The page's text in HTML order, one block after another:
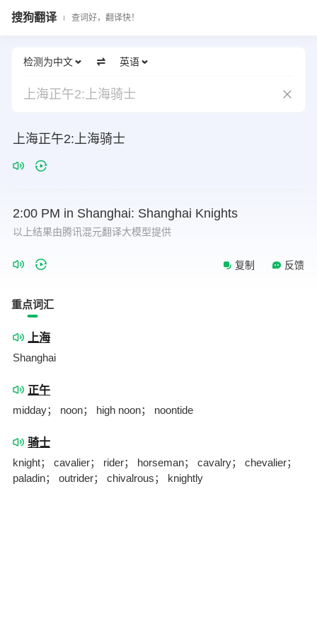
搜狗翻译 查词好，翻译快！
检测为中文 英语
上海正午2:上海骑士
上海正午2:上海骑士
2:00 PM in Shanghai: Shanghai Knights
以上结果由腾讯混元翻译大模型提供
复制 反馈
重点词汇
上海
Shanghai
正午
midday； noon； high noon； noontide
骑士
knight； cavalier； rider； horseman； cavalry； chevalier；
paladin； outrider； chivalrous； knightly